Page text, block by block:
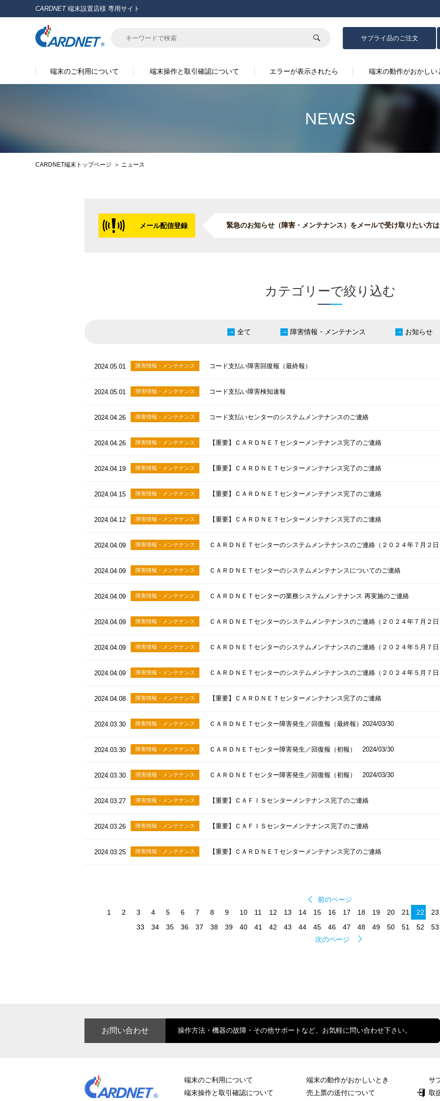
CARDNET端末設置店様 専用サイト
サプライ品のご注文
端末のご利用について 端末操作と取引確認について エラーが表示されたら 端末の動作がおかしい
NEWS
CARDNET端末トップページ ニュース
メール配信登録 緊急のお知らせ（障害・メンテナンス）をメールで受け取りたい方
カテゴリーで絞り込む
全て 障害情報・メンテナンス お知らせ
2024.05.01 障害情報・メンテナンス コード支払い障害回復報（最終報）
2024.05.01 障害情報・メンテナンス コード支払い障害検知速報
2024.04.26 障害情報・メンテナンス コード支払いセンターのシステムメンテナンスのご連絡
2024.04.26 障害情報・メンテナンス 【重要】ＣＡＲＤＮＥＴセンターメンテナンス完了のご連絡
2024.04.19 障害情報・メンテナンス 【重要】ＣＡＲＤＮＥＴセンターメンテナンス完了のご連絡
2024.04.15 障害情報・メンテナンス 【重要】ＣＡＲＤＮＥＴセンターメンテナンス完了のご連絡
2024.04.12 障害情報・メンテナンス 【重要】ＣＡＲＤＮＥＴセンターメンテナンス完了のご連絡
2024.04.09 障害情報・メンテナンス ＣＡＲＤＮＥＴセンターのシステムメンテナンスのご連絡（２０２４年７月２
2024.04.09 障害情報・メンテナンス ＣＡＲＤＮＥＴセンターのシステムメンテナンスについてのご連絡
2024.04.09 障害情報・メンテナンス ＣＡＲＤＮＥＴセンターの業務システムメンテナンス 再実施のご連絡
2024.04.09 障害情報・メンテナンス ＣＡＲＤＮＥＴセンターのシステムメンテナンスのご連絡（２０２４年７月２
2024.04.09 障害情報・メンテナンス ＣＡＲＤＮＥＴセンターのシステムメンテナンスのご連絡（２０２４年５月７
2024.04.09 障害情報・メンテナンス ＣＡＲＤＮＥＴセンターのシステムメンテナンスのご連絡（２０２４年５月７
2024.04.08 障害情報・メンテナンス 【重要】ＣＡＲＤＮＥＴセンターメンテナンス完了のご連絡
2024.03.30 障害情報・メンテナンス ＣＡＲＤＮＥＴセンター障害発生／回復報（最終報）2024/03/30
2024.03.30 障害情報・メンテナンス ＣＡＲＤＮＥＴセンター障害発生／回復報（初報） 2024/03/30
2024.03.30 障害情報・メンテナンス ＣＡＲＤＮＥＴセンター障害発生／回復報（初報） 2024/03/30
2024.03.27 障害情報・メンテナンス 【重要】ＣＡＦＩＳセンターメンテナンス完了のご連絡
2024.03.26 障害情報・メンテナンス 【重要】ＣＡＦＩＳセンターメンテナンス完了のご連絡
2024.03.25 障害情報・メンテナンス 【重要】ＣＡＲＤＮＥＴセンターメンテナンス完了のご連絡
前のページ
次のページ
お問い合わせ 操作方法・機器の故障・その他サポートなど、お気軽に問い合わせ下さい。
端末のご利用について
端末操作と取引確認について
端末の動作がおかしいとき
売上票の送付について
サ
取